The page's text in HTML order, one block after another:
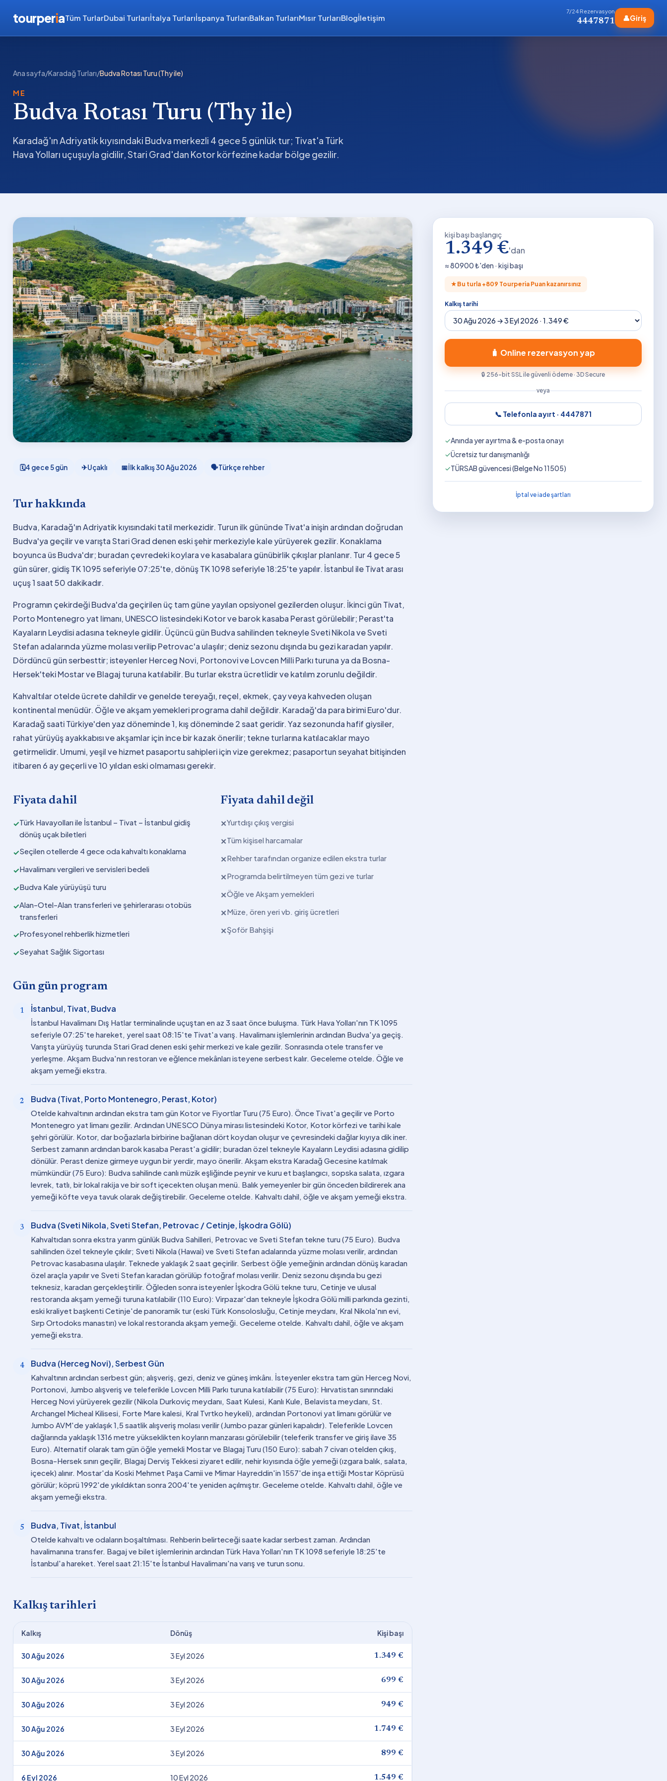
tourperiaTüm TurlarDubai Turlarıİtalya Turlarıİspanya TurlarıBalkan TurlarıMısır TurlarıBlogİletişim
7/24 Rezervasyon
4447871 👤Giriş
Ana sayfa/Karadağ Turları/Budva Rotası Turu (Thy ile)
ME
Budva Rotası Turu (Thy ile)
Karadağ'ın Adriyatik kıyısındaki Budva merkezli 4 gece 5 günlük tur; Tivat'a Türk
Hava Yolları uçuşuyla gidilir, Stari Grad'dan Kotor körfezine kadar bölge gezilir.
🗓4 gece 5 gün ✈Uçaklı 📅İlk kalkış30 Ağu 2026 🗣Türkçe rehber
Tur hakkında
Budva, Karadağ'ın Adriyatik kıyısındaki tatil merkezidir. Turun ilk gününde Tivat'a inişin ardından doğrudan
Budva'ya geçilir ve varışta Stari Grad denen eski şehir merkeziyle kale yürüyerek gezilir. Konaklama
boyunca üs Budva'dır; buradan çevredeki koylara ve kasabalara günübirlik çıkışlar planlanır. Tur 4 gece 5
gün sürer, gidiş TK 1095 seferiyle 07:25'te, dönüş TK 1098 seferiyle 18:25'te yapılır. İstanbul ile Tivat arası
uçuş 1 saat 50 dakikadır.
Programın çekirdeği Budva'da geçirilen üç tam güne yayılan opsiyonel gezilerden oluşur. İkinci gün Tivat,
Porto Montenegro yat limanı, UNESCO listesindeki Kotor ve barok kasaba Perast görülebilir; Perast'ta
Kayaların Leydisi adasına tekneyle gidilir. Üçüncü gün Budva sahilinden tekneyle Sveti Nikola ve Sveti
Stefan adalarında yüzme molası verilip Petrovac'a ulaşılır; deniz sezonu dışında bu gezi karadan yapılır.
Dördüncü gün serbesttir; isteyenler Herceg Novi, Portonovi ve Lovcen Milli Parkı turuna ya da Bosna-
Hersek'teki Mostar ve Blagaj turuna katılabilir. Bu turlar ekstra ücretlidir ve katılım zorunlu değildir.
Kahvaltılar otelde ücrete dahildir ve genelde tereyağı, reçel, ekmek, çay veya kahveden oluşan
kontinental menüdür. Öğle ve akşam yemekleri programa dahil değildir. Karadağ'da para birimi Euro'dur.
Karadağ saati Türkiye'den yaz döneminde 1, kış döneminde 2 saat geridir. Yaz sezonunda hafif giysiler,
rahat yürüyüş ayakkabısı ve akşamlar için ince bir kazak önerilir; tekne turlarına katılacaklar mayo
getirmelidir. Umumi, yeşil ve hizmet pasaportu sahipleri için vize gerekmez; pasaportun seyahat bitişinden
itibaren 6 ay geçerli ve 10 yıldan eski olmaması gerekir.
Fiyata dahil
✓Türk Havayolları ile İstanbul – Tivat – İstanbul gidiş
dönüş uçak biletleri
✓Seçilen otellerde 4 gece oda kahvaltı konaklama
✓Havalimanı vergileri ve servisleri bedeli
✓Budva Kale yürüyüşü turu
✓Alan-Otel-Alan transferleri ve şehirlerarası otobüs
transferleri
✓Profesyonel rehberlik hizmetleri
✓Seyahat Sağlık Sigortası
Fiyata dahil değil
✕Yurtdışı çıkış vergisi
✕Tüm kişisel harcamalar
✕Rehber tarafından organize edilen ekstra turlar
✕Programda belirtilmeyen tüm gezi ve turlar
✕Öğle ve Akşam yemekleri
✕Müze, ören yeri vb. giriş ücretleri
✕Şoför Bahşişi
Gün gün program
1 İstanbul, Tivat, Budva
İstanbul Havalimanı Dış Hatlar terminalinde uçuştan en az 3 saat önce buluşma. Türk Hava Yolları'nın TK 1095
seferiyle 07:25'te hareket, yerel saat 08:15'te Tivat'a varış. Havalimanı işlemlerinin ardından Budva'ya geçiş.
Varışta yürüyüş turunda Stari Grad denen eski şehir merkezi ve kale gezilir. Sonrasında otele transfer ve
yerleşme. Akşam Budva'nın restoran ve eğlence mekânları isteyene serbest kalır. Geceleme otelde. Öğle ve
akşam yemeği ekstra.
2 Budva (Tivat, Porto Montenegro, Perast, Kotor)
Otelde kahvaltının ardından ekstra tam gün Kotor ve Fiyortlar Turu (75 Euro). Önce Tivat'a geçilir ve Porto
Montenegro yat limanı gezilir. Ardından UNESCO Dünya mirası listesindeki Kotor, Kotor körfezi ve tarihi kale
şehri görülür. Kotor, dar boğazlarla birbirine bağlanan dört koydan oluşur ve çevresindeki dağlar kıyıya dik iner.
Serbest zamanın ardından barok kasaba Perast'a gidilir; buradan özel tekneyle Kayaların Leydisi adasına gidilip
dönülür. Perast denize girmeye uygun bir yerdir, mayo önerilir. Akşam ekstra Karadağ Gecesine katılmak
mümkündür (75 Euro): Budva sahilinde canlı müzik eşliğinde peynir ve kuru et başlangıcı, sopska salata, ızgara
levrek, tatlı, bir lokal rakija ve bir soft içecekten oluşan menü. Balık yemeyenler bir gün önceden bildirerek ana
yemeği köfte veya tavuk olarak değiştirebilir. Geceleme otelde. Kahvaltı dahil, öğle ve akşam yemeği ekstra.
3 Budva (Sveti Nikola, Sveti Stefan, Petrovac / Cetinje, İşkodra Gölü)
Kahvaltıdan sonra ekstra yarım günlük Budva Sahilleri, Petrovac ve Sveti Stefan tekne turu (75 Euro). Budva
sahilinden özel tekneyle çıkılır; Sveti Nikola (Hawai) ve Sveti Stefan adalarında yüzme molası verilir, ardından
Petrovac kasabasına ulaşılır. Teknede yaklaşık 2 saat geçirilir. Serbest öğle yemeğinin ardından dönüş karadan
özel araçla yapılır ve Sveti Stefan karadan görülüp fotoğraf molası verilir. Deniz sezonu dışında bu gezi
teknesiz, karadan gerçekleştirilir. Öğleden sonra isteyenler İşkodra Gölü tekne turu, Cetinje ve ulusal
restoranda akşam yemeği turuna katılabilir (110 Euro): Virpazar'dan tekneyle İşkodra Gölü milli parkında gezinti,
eski kraliyet başkenti Cetinje'de panoramik tur (eski Türk Konsolosluğu, Cetinje meydanı, Kral Nikola'nın evi,
Sırp Ortodoks manastırı) ve lokal restoranda akşam yemeği. Geceleme otelde. Kahvaltı dahil, öğle ve akşam
yemeği ekstra.
4 Budva (Herceg Novi), Serbest Gün
Kahvaltının ardından serbest gün; alışveriş, gezi, deniz ve güneş imkânı. İsteyenler ekstra tam gün Herceg Novi,
Portonovi, Jumbo alışveriş ve teleferikle Lovcen Milli Parkı turuna katılabilir (75 Euro): Hırvatistan sınırındaki
Herceg Novi yürüyerek gezilir (Nikola Durkoviç meydanı, Saat Kulesi, Kanlı Kule, Belavista meydanı, St.
Archangel Micheal Kilisesi, Forte Mare kalesi, Kral Tvrtko heykeli), ardından Portonovi yat limanı görülür ve
Jumbo AVM'de yaklaşık 1,5 saatlik alışveriş molası verilir (Jumbo pazar günleri kapalıdır). Teleferikle Lovcen
dağlarında yaklaşık 1316 metre yükseklikten koyların manzarası görülebilir (teleferik transfer ve giriş ilave 35
Euro). Alternatif olarak tam gün öğle yemekli Mostar ve Blagaj Turu (150 Euro): sabah 7 civarı otelden çıkış,
Bosna-Hersek sınırı geçilir, Blagaj Derviş Tekkesi ziyaret edilir, nehir kıyısında öğle yemeği (ızgara balık, salata,
içecek) alınır. Mostar'da Koski Mehmet Paşa Camii ve Mimar Hayreddin'in 1557'de inşa ettiği Mostar Köprüsü
görülür; köprü 1992'de yıkıldıktan sonra 2004'te yeniden açılmıştır. Geceleme otelde. Kahvaltı dahil, öğle ve
akşam yemeği ekstra.
5 Budva, Tivat, İstanbul
Otelde kahvaltı ve odaların boşaltılması. Rehberin belirteceği saate kadar serbest zaman. Ardından
havalimanına transfer. Bagaj ve bilet işlemlerinin ardından Türk Hava Yolları'nın TK 1098 seferiyle 18:25'te
İstanbul'a hareket. Yerel saat 21:15'te İstanbul Havalimanı'na varış ve turun sonu.
Kalkış tarihleri
Kalkış Dönüş Kişi başı
30 Ağu 2026 3 Eyl 2026 1.349 €
30 Ağu 2026 3 Eyl 2026 699 €
30 Ağu 2026 3 Eyl 2026 949 €
30 Ağu 2026 3 Eyl 2026 1.749 €
30 Ağu 2026 3 Eyl 2026 899 €
6 Eyl 2026 10 Eyl 2026 1.549 €
kişi başı başlangıç
1.349 €'dan
≈80900₺'den · kişi başı
★ Bu turla +809 Tourperia Puan kazanırsınız
Kalkış tarihi
🧳 Online rezervasyon yap
🔒 256-bit SSL ile güvenli ödeme · 3D Secure
veya
📞 Telefonla ayırt · 4447871
✓Anında yer ayırtma & e-posta onayı
✓Ücretsiz tur danışmanlığı
✓TÜRSAB güvencesi (Belge No 11505)
İptal ve iade şartları